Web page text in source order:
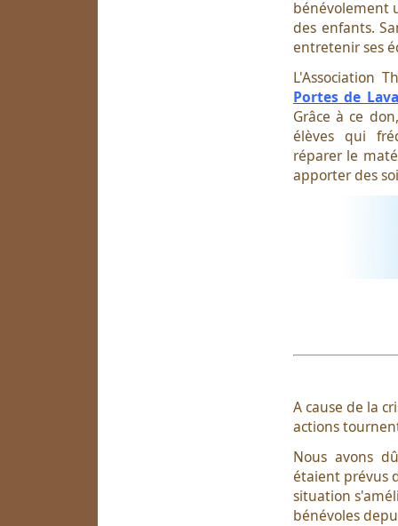
bénévolement
des enfants.
entretenir ses
L'Association
Portes de
Grâce à ce
élèves qui
réparer le
apporter des
A cause de la
actions
Nous avons
étaient prévus
situation
bénévoles